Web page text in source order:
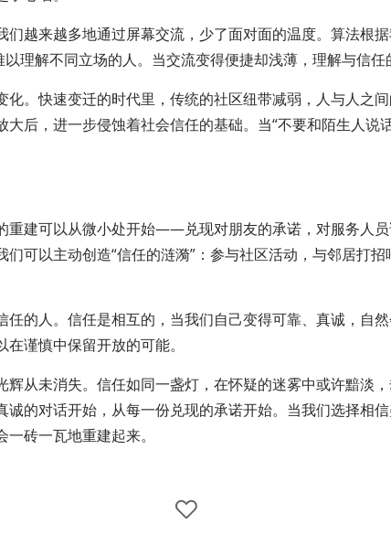
们越来越多地通过屏幕交流，少了面对面的温度。算法根
理解不同立场的人。当交流变得便捷却浅薄，理解与信任
化。快速变迁的时代里，传统的社区纽带减弱，人与人之
后，进一步侵蚀着社会信任的基础。当“不要和陌生人说
重建可以从微小处开始——兑现对朋友的承诺，对服务人
可以主动创造“信任的涟漪”：参与社区活动，与邻居打
任的人。信任是相互的，当我们自己变得可靠、真诚，自
谨慎中保留开放的可能。
辉从未消失。信任如同一盏灯，在怀疑的迷雾中或许黯淡
的对话开始，从每一份兑现的承诺开始。当我们选择相
砖一瓦地重建起来。